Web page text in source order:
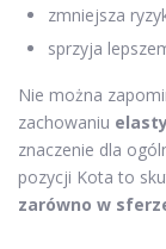
zmniejsza
sprzyja
Nie można
zachowaniu
znaczenie dla
pozycji Kota to
zarówno w